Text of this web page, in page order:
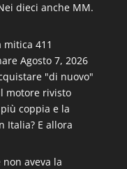
dieci anche MM.
mitica 411
Agosto 7, 2026
"di nuovo"
motore rivisto
coppia e la
Italia? E allora
aveva la